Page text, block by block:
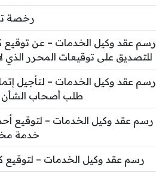
رخصة
رسم عقد وكيل الخدمات – عن
للتصديق على توقيعات المحرر الذي لا تزيد
رسم عقد وكيل الخدمات – لتأجيل
طلب أصحاب الشأن
رسم عقد وكيل الخدمات – لتوقيع
خدمة
رسم عقد وكيل الخدمات – لتوقيع